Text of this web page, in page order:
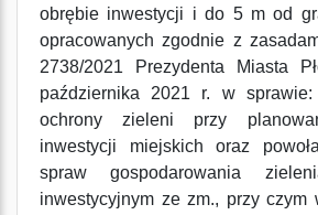
obrębie inwestycji i do 5 m od
opracowanych zgodnie z
2738/2021 Prezydenta Miasta
października 2021 r. w sprawie:
ochrony zieleni przy
inwestycji miejskich oraz
spraw gospodarowania
inwestycyjnym ze zm., przy czym